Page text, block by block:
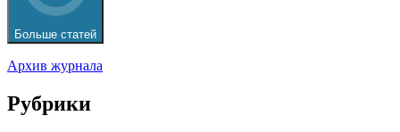
Больше статей
Архив журнала
Рубрики